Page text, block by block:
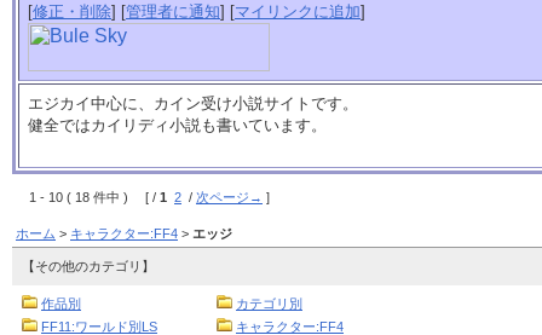
[修正・削除] [管理者に通知] [マイリンクに追加]
エジカイ中心に、カイン受け小説サイトです。
健全ではカイリディ小説も書いています。
1 - 10 ( 18 件中 ) [ / 1 2 / 次ページ→ ]
ホーム > キャラクター:FF4 > エッジ
【その他のカテゴリ】
作品別
カテゴリ別
FF11:ワールド別LS
キャラクター:FF4